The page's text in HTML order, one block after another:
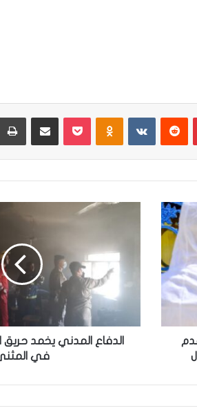
بينتيريست ‏VKontakte
م
ي
الدفاع المدني يخمد حريق
في